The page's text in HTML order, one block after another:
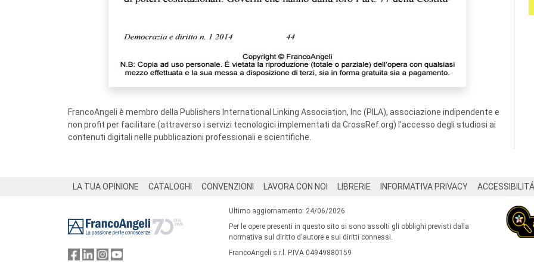
FrancoAngeli è membro della Publishers International Linking Association, Inc (PILA), associazione indipendente e
non profit per facilitare (attraverso i servizi tecnologici implementati da CrossRef.org) l’accesso degli studiosi ai
contenuti digitali nelle pubblicazioni professionali e scientifiche.
LA TUA OPINIONE CATALOGHI CONVENZIONI LAVORA CON NOI LIBRERIE INFORMATIVA PRIVACY ACCESSIBILITÁ
Ultimo aggiornamento: 24/06/2026
Per le opere presenti in questo sito si sono assolti gli obblighi previsti dalla
normativa sul diritto d'autore e sui diritti connessi.
FrancoAngeli s.r.l. P.IVA 04949880159